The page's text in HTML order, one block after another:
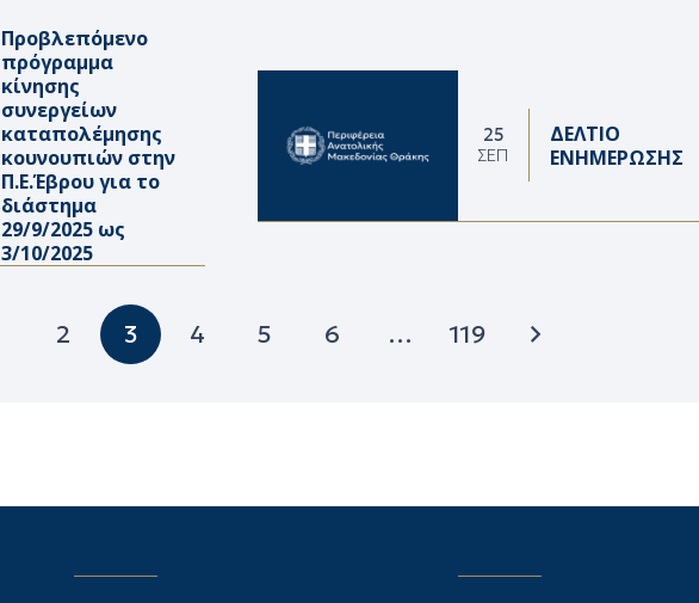
Προβλεπόμενο
πρόγραμμα
κίνησης
συνεργείων
καταπολέμησης
κουνουπιών στην
Π.Ε.Έβρου για το
διάστημα
29/9/2025 ως
3/10/2025
25
ΣΕΠ
ΔΕΛΤΙΟ
ΕΝΗΜΕΡΩΣΗΣ
2 3 4 5 6 … 119